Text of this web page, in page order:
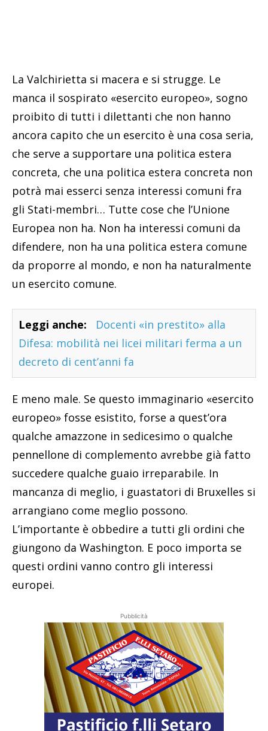
La Valchirietta si macera e si strugge. Le
manca il sospirato «esercito europeo», sogno
proibito di tutti i dilettanti che non hanno
ancora capito che un esercito è una cosa seria,
che serve a supportare una politica estera
concreta, che una politica estera concreta non
potrà mai esserci senza interessi comuni fra
gli Stati-membri… Tutte cose che l’Unione
Europea non ha. Non ha interessi comuni da
difendere, non ha una politica estera comune
da proporre al mondo, e non ha naturalmente
un esercito comune.
Leggi anche:
Docenti «in prestito» alla
Difesa: mobilità nei licei militari ferma a un
decreto di cent’anni fa
E meno male. Se questo immaginario «esercito
europeo» fosse esistito, forse a quest’ora
qualche amazzone in sedicesimo o qualche
pennellone di complemento avrebbe già fatto
succedere qualche guaio irreparabile. In
mancanza di meglio, i guastatori di Bruxelles si
arrangiano come meglio possono.
L’importante è obbedire a tutti gli ordini che
giungono da Washington. E poco importa se
questi ordini vanno contro gli interessi
europei.
Pubblicità